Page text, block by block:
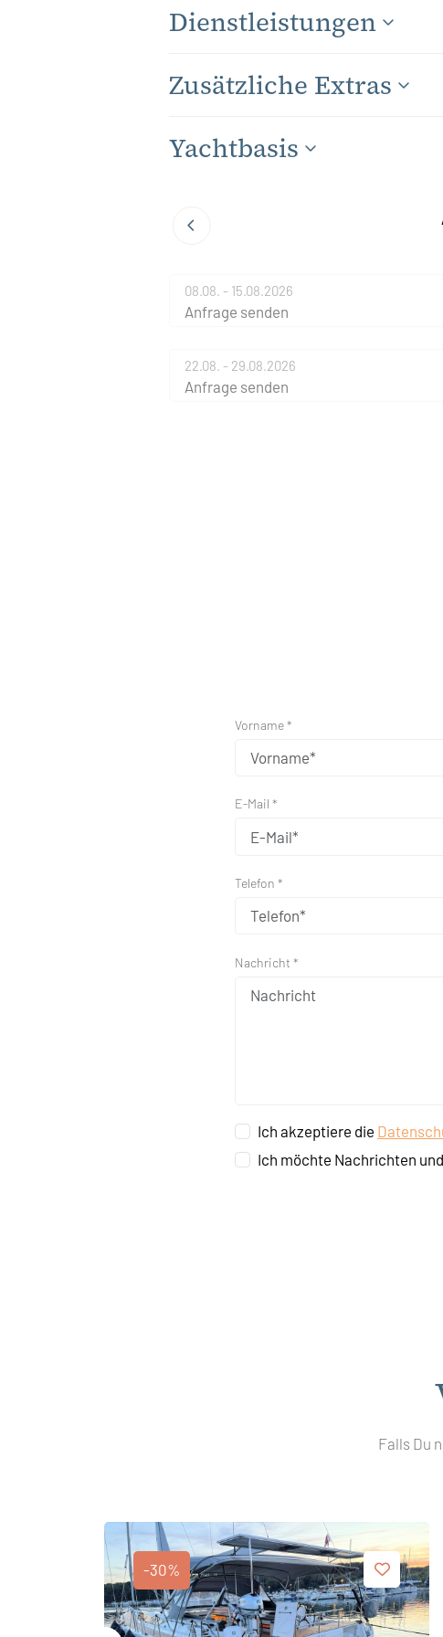
Dienstleistungen
Zusätzliche Extras
Yachtbasis
08.08. - 15.08.2026
Anfrage senden
22.08. - 29.08.2026
Anfrage senden
Vorname *
E-Mail *
Telefon *
Nachricht *
Ich akzeptiere die
Ich möchte Nachrichten
Falls Du
-30%